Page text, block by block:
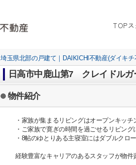
TOP
埼玉県北部の戸建て｜DAIKICHI不動産(ダイキチ
日高市中鹿山第7 クレイドル
物件紹介
・家族が集まるリビングはオープンキッチ
・ご家族で寛ぎの時間を過ごせるリビング
・8帖のゆとりある主寝室にはダブルクロ
経験豊富なキャリアのあるスタッフが物